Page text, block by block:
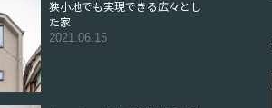
狭小地でも実現できる広々とし
た家
2021.06.15